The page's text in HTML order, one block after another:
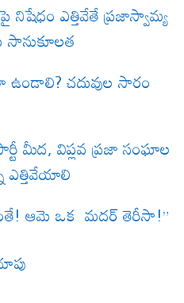
ఎత్తివేతే ప్రజాస్వామ్య
సానుకూలత
ఉండాలి? చదువుల సారం
మీద, విప్లవ ప్రజా సంఘాల
ఎత్తివేయాలి
ఆమె ఒక మదర్ తెరీసా!”
చూపు